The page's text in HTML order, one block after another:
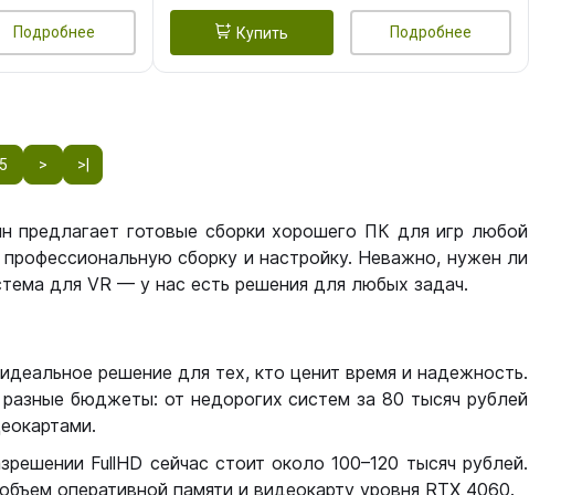
Подробнее Купить Подробнее
5 > >|
предлагает готовые сборки хорошего ПК для игр любой
сборку и настройку. Неважно, нужен ли
для VR — у нас есть решения для любых задач.
решение для тех, кто ценит время и надежность.
бюджеты: от недорогих систем за 80 тысяч рублей
FullHD сейчас стоит около 100–120 тысяч рублей.
оперативной памяти и видеокарту уровня RTX 4060.